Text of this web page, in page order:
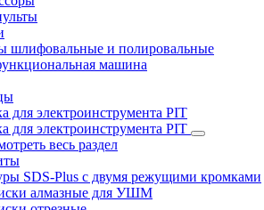
и полировальные
машина
для электроинструмента PIT
для электроинструмента PIT
весь раздел
SDS-Plus c двумя режущими кромками
алмазные для УШМ